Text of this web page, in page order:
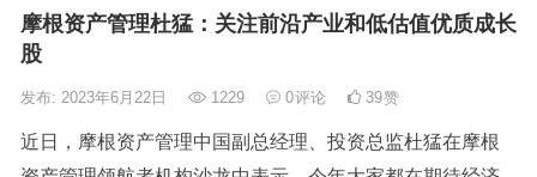
摩根资产管理杜猛：关注前沿产业和低估值优质成长
股
发布: 2023年6月22日 1229 0评论 39赞
近日，摩根资产管理中国副总经理、投资总监杜猛在摩根